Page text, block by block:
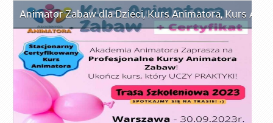
Animator Zabaw dla Dzieci,Kurs Animatora,Kurs